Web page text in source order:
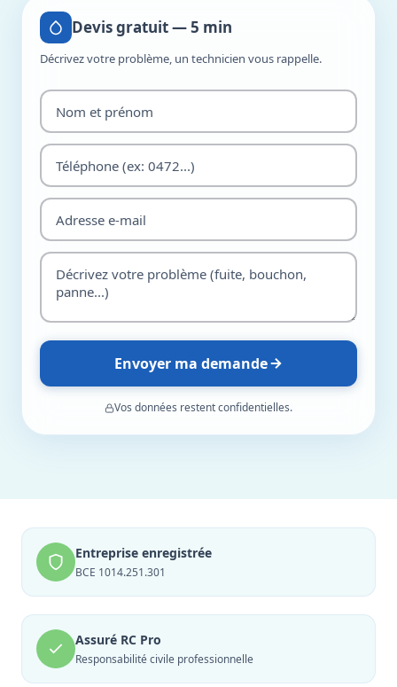
Devis gratuit — 5 min
Décrivez votre problème, un technicien vous rappelle.
Envoyer ma demande
Vos données restent confidentielles.
Entreprise enregistrée
BCE 1014.251.301
Assuré RC Pro
Responsabilité civile professionnelle